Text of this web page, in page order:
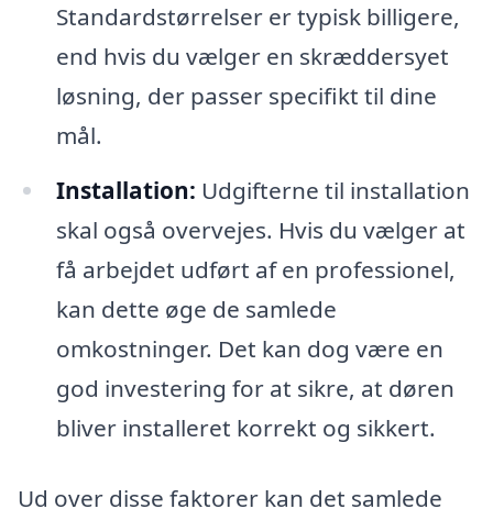
Standardstørrelser er typisk billigere,
end hvis du vælger en skræddersyet
løsning, der passer specifikt til dine
mål.
Installation: Udgifterne til installation
skal også overvejes. Hvis du vælger at
få arbejdet udført af en professionel,
kan dette øge de samlede
omkostninger. Det kan dog være en
god investering for at sikre, at døren
bliver installeret korrekt og sikkert.
Ud over disse faktorer kan det samlede